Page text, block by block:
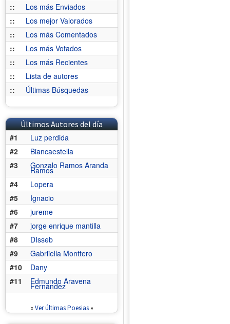
::
Los más Enviados
::
Los mejor Valorados
::
Los más Comentados
::
Los más Votados
::
Los más Recientes
::
Lista de autores
::
Últimas Búsquedas
Últimos Autores del día
#1
Luz perdida
#2
Biancaestella
#3
Gonzalo Ramos Aranda
Ramos
#4
Lopera
#5
Ignacio
#6
jureme
#7
jorge enrique mantilla
#8
DIsseb
#9
Gabriiella Monttero
#10
Dany
#11
Edmundo Aravena
Fernández
« Ver últimas Poesias»